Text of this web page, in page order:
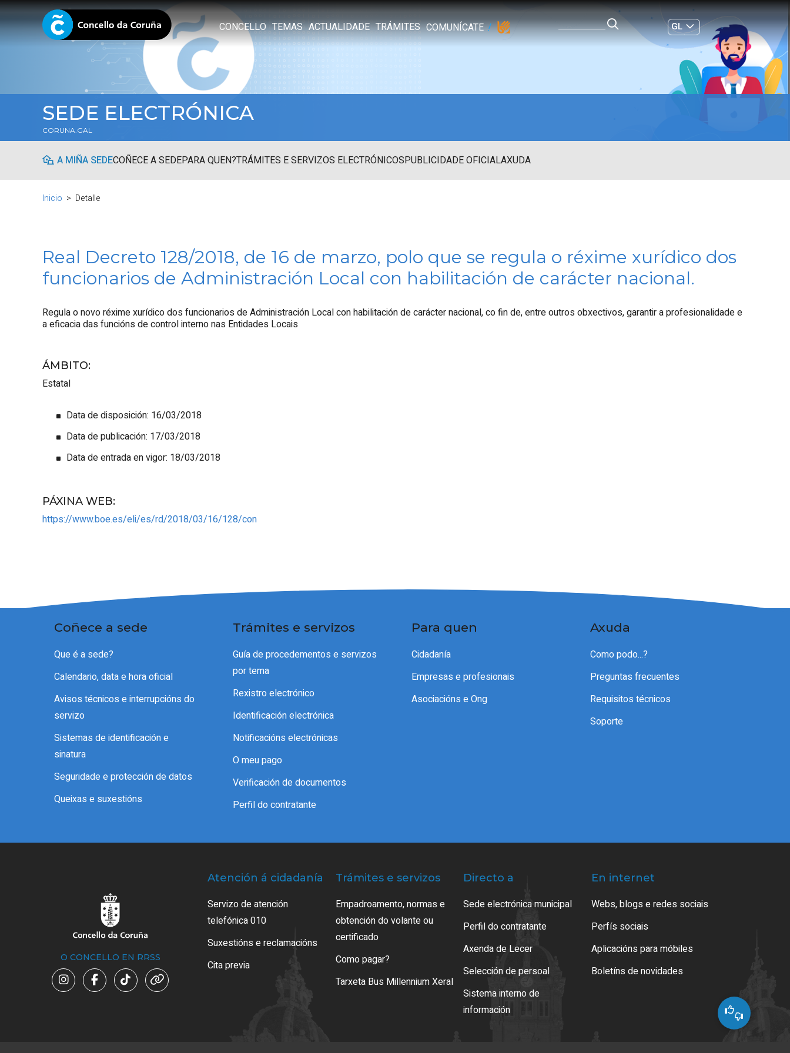
CONCELLO TEMAS ACTUALIDADE TRÁMITES COMUNÍCATE
GL
ES|
SEDE ELECTRÓNICA
CORUNA.GAL
A MIÑA SEDECOÑECE A SEDEPARA QUEN?TRÁMITES E SERVIZOS ELECTRÓNICOSPUBLICIDADE OFICIALAXUDA
Inicio Detalle
Real Decreto 128/2018, de 16 de marzo, polo que se regula o réxime xurídico dos
funcionarios de Administración Local con habilitación de carácter nacional.
Regula o novo réxime xurídico dos funcionarios de Administración Local con habilitación de carácter nacional, co fin de, entre outros obxectivos, garantir a profesionalidade e
a eficacia das funcións de control interno nas Entidades Locais
ÁMBITO:
Estatal
Data de disposición: 16/03/2018
Data de publicación: 17/03/2018
Data de entrada en vigor: 18/03/2018
PÁXINA WEB:
https://www.boe.es/eli/es/rd/2018/03/16/128/con
Coñece a sede
Que é a sede?
Calendario, data e hora oficial
Avisos técnicos e interrupcións do
servizo
Sistemas de identificación e
sinatura
Seguridade e protección de datos
Queixas e suxestións
Trámites e servizos
Guía de procedementos e servizos
por tema
Rexistro electrónico
Identificación electrónica
Notificacións electrónicas
O meu pago
Verificación de documentos
Perfil do contratante
Para quen
Cidadanía
Empresas e profesionais
Asociacións e Ong
Axuda
Como podo...?
Preguntas frecuentes
Requisitos técnicos
Soporte
O CONCELLO EN RRSS
Atención á cidadanía
Servizo de atención
telefónica 010
Suxestións e reclamacións
Cita previa
Trámites e servizos
Empadroamento, normas e
obtención do volante ou
certificado
Como pagar?
Tarxeta Bus Millennium Xeral
Directo a
Sede electrónica municipal
Perfil do contratante
Axenda de Lecer
Selección de persoal
Sistema interno de
información
En internet
Webs, blogs e redes sociais
Perfís sociais
Aplicacións para móbiles
Boletíns de novidades